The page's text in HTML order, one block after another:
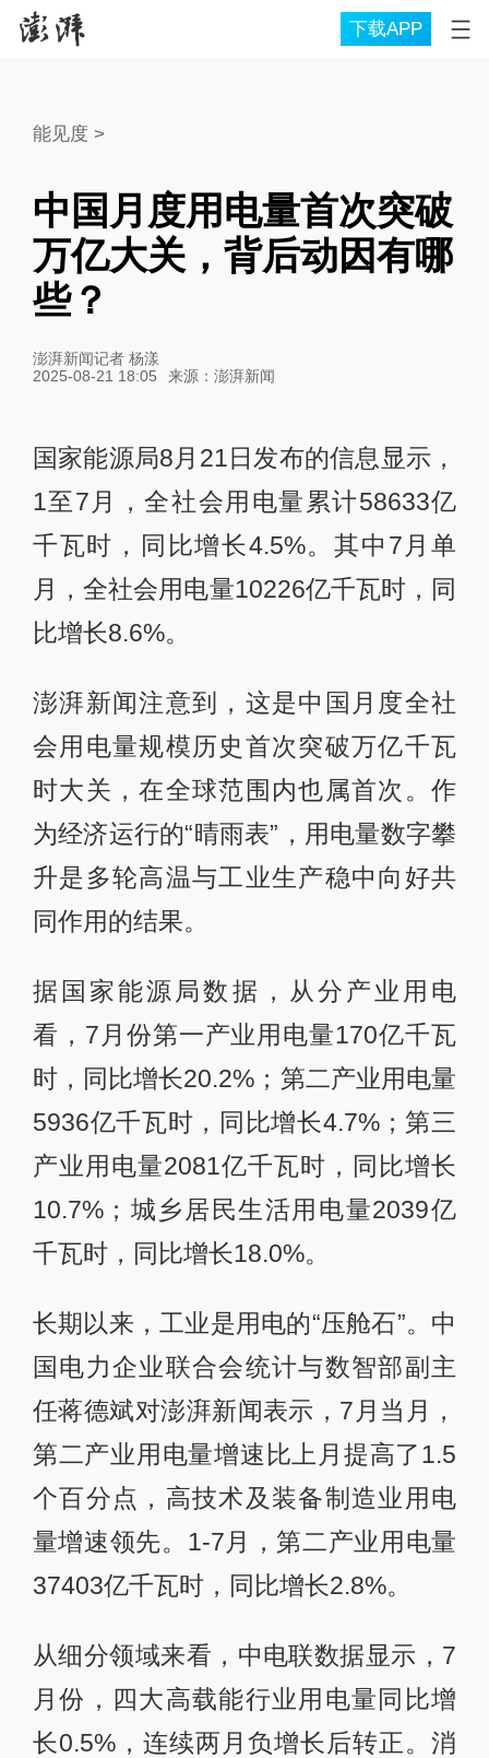
下载APP
能见度 >
中国月度用电量首次突破
万亿大关，背后动因有哪
些？
澎湃新闻记者 杨漾
2025-08-21 18:05
来源： 澎湃新闻
国家能源局8月21日发布的信息显示，
1至7月，全社会用电量累计58633亿
千瓦时，同比增长4.5%。其中7月单
月，全社会用电量10226亿千瓦时，同
比增长8.6%。
澎湃新闻注意到，这是中国月度全社
会用电量规模历史首次突破万亿千瓦
时大关，在全球范围内也属首次。作
为经济运行的“晴雨表”，用电量数字攀
升是多轮高温与工业生产稳中向好共
同作用的结果。
据国家能源局数据，从分产业用电
看，7月份第一产业用电量170亿千瓦
时，同比增长20.2%；第二产业用电量
5936亿千瓦时，同比增长4.7%；第三
产业用电量2081亿千瓦时，同比增长
10.7%；城乡居民生活用电量2039亿
千瓦时，同比增长18.0%。
长期以来，工业是用电的“压舱石”。中
国电力企业联合会统计与数智部副主
任蒋德斌对澎湃新闻表示，7月当月，
第二产业用电量增速比上月提高了1.5
个百分点，高技术及装备制造业用电
量增速领先。1-7月，第二产业用电量
37403亿千瓦时，同比增长2.8%。
从细分领域来看，中电联数据显示，7
月份，四大高载能行业用电量同比增
长0.5%，连续两月负增长后转正。消